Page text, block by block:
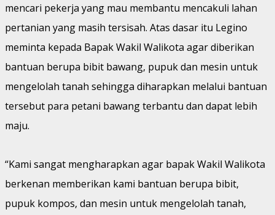
mencari pekerja yang mau membantu mencakuli lahan
pertanian yang masih tersisah. Atas dasar itu Legino
meminta kepada Bapak Wakil Walikota agar diberikan
bantuan berupa bibit bawang, pupuk dan mesin untuk
mengelolah tanah sehingga diharapkan melalui bantuan
tersebut para petani bawang terbantu dan dapat lebih
maju.
“Kami sangat mengharapkan agar bapak Wakil Walikota
berkenan memberikan kami bantuan berupa bibit,
pupuk kompos, dan mesin untuk mengelolah tanah,